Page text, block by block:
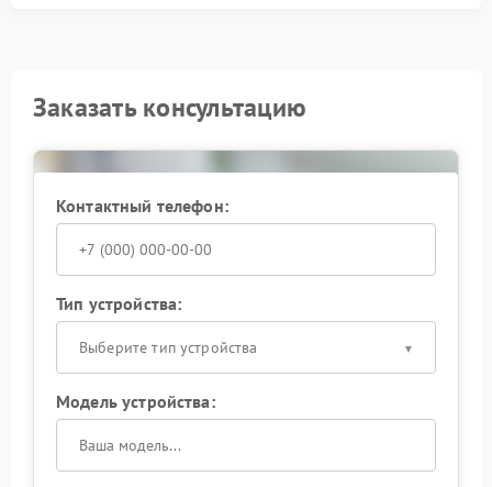
Заказать консультацию
Контактный телефон:
Тип устройства:
Выберите тип устройства
Модель устройства: